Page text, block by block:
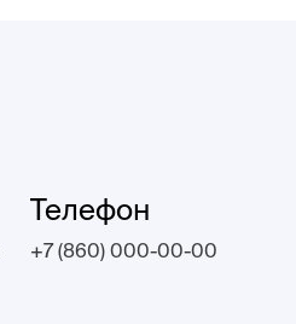
Телефон
+7 (860) 000-00-00